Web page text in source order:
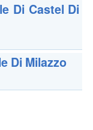
Di Castel Di
Di Milazzo